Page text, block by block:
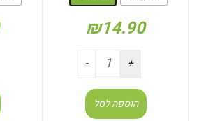
₪14.90
הוספה לסל